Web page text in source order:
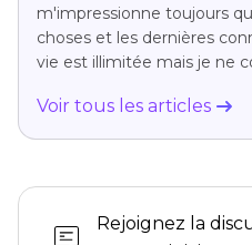
m'impressionne toujours
choses et les dernières
vie est illimitée mais je ne
Voir tous les articles
Rejoignez la